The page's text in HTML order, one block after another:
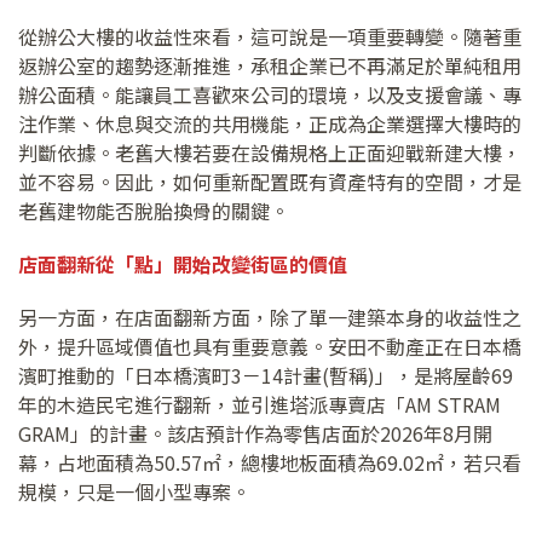
從辦公大樓的收益性來看，這可說是一項重要轉變。隨著重
返辦公室的趨勢逐漸推進，承租企業已不再滿足於單純租用
辦公面積。能讓員工喜歡來公司的環境，以及支援會議、專
注作業、休息與交流的共用機能，正成為企業選擇大樓時的
判斷依據。老舊大樓若要在設備規格上正面迎戰新建大樓，
並不容易。因此，如何重新配置既有資產特有的空間，才是
老舊建物能否脫胎換骨的關鍵。
店面翻新從「點」開始改變街區的價值
另一方面，在店面翻新方面，除了單一建築本身的收益性之
外，提升區域價值也具有重要意義。安田不動產正在日本橋
濱町推動的「日本橋濱町3－14計畫(暫稱)」，是將屋齡69
年的木造民宅進行翻新，並引進塔派專賣店「AM STRAM
GRAM」的計畫。該店預計作為零售店面於2026年8月開
幕，占地面積為50.57㎡，總樓地板面積為69.02㎡，若只看
規模，只是一個小型專案。